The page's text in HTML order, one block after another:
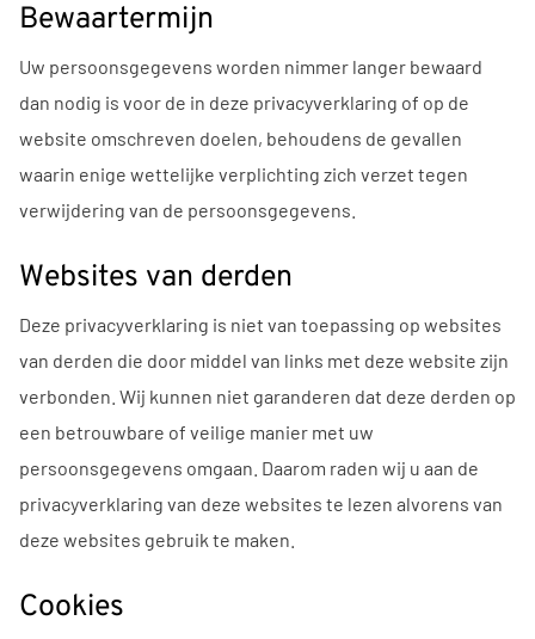
Bewaartermijn
Uw persoonsgegevens worden nimmer langer bewaard
dan nodig is voor de in deze privacyverklaring of op de
website omschreven doelen, behoudens de gevallen
waarin enige wettelijke verplichting zich verzet tegen
verwijdering van de persoonsgegevens.
Websites van derden
Deze privacyverklaring is niet van toepassing op websites
van derden die door middel van links met deze website zijn
verbonden. Wij kunnen niet garanderen dat deze derden op
een betrouwbare of veilige manier met uw
persoonsgegevens omgaan. Daarom raden wij u aan de
privacyverklaring van deze websites te lezen alvorens van
deze websites gebruik te maken.
Cookies